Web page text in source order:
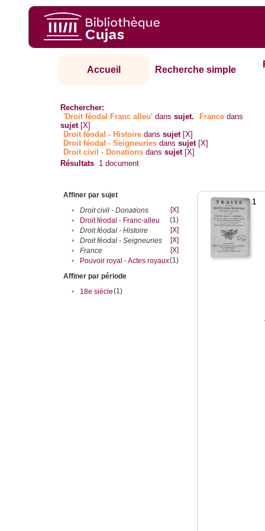
Accueil Recherche simple
Rechercher:
'Droit féodal Franc alleu' danssujet. France dans
sujet [X]
Droit féodal - Histoire danssujet [X]
Droit féodal - Seigneuries danssujet [X]
Droit civil - Donations danssujet [X]
Résultats 1 document
Affiner par sujet
•
Droit civil - Donations
[X]
•
Droit féodal - Franc-alleu‎
(1)
•
Droit féodal - Histoire
[X]
•
Droit féodal - Seigneuries
[X]
•
France
[X]
•
Pouvoir royal - Actes royaux(1)
Affiner par période
•
18e siècle(1)
1